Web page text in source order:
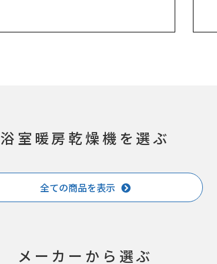
浴室暖房乾燥機を選ぶ
全ての商品を表示
メーカーから選ぶ